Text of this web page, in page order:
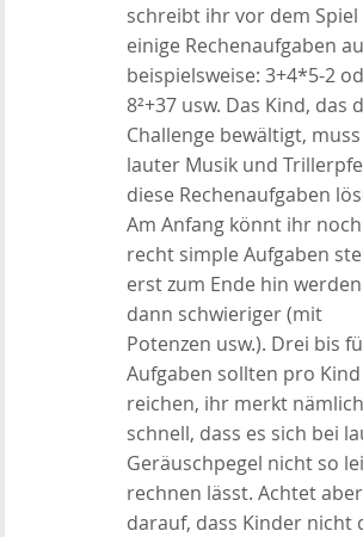
schreibt ihr vor dem Spiel
einige Rechenaufgaben
beispielsweise: 3+4*5-2
8²+37 usw. Das Kind, das
Challenge bewältigt,
lauter Musik und
diese Rechenaufgaben
Am Anfang könnt ihr noch
recht simple Aufgaben
erst zum Ende hin
dann schwieriger (mit
Potenzen usw.). Drei bis
Aufgaben sollten pro Kind
reichen, ihr merkt nämlich
schnell, dass es sich bei
Geräuschpegel nicht so
rechnen lässt. Achtet aber
darauf, dass Kinder nicht